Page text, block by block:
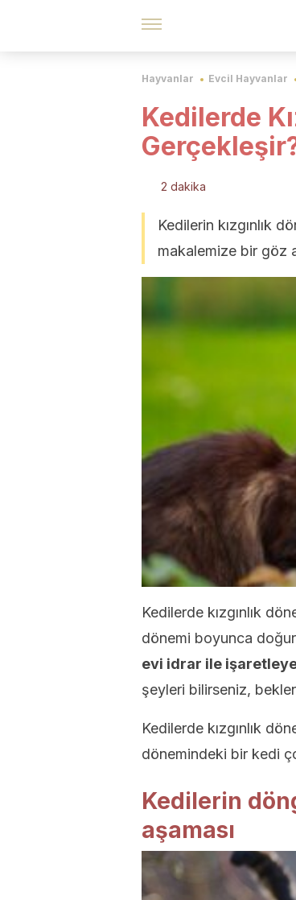
Hayvanlar Evcil Hayvanlar
Kedilerde
2 dakika
Kedilerin kızgınlık
makalemize bir göz
Kedilerde kızgınlık
dönemi boyunca
evi idrar ile
şeyleri bilirseniz,
Kedilerde kızgınlık
dönemindeki bir kedi
Kedilerin
aşaması